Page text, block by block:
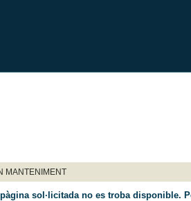
MANTENIMENT
sol·licitada no es troba disponible.